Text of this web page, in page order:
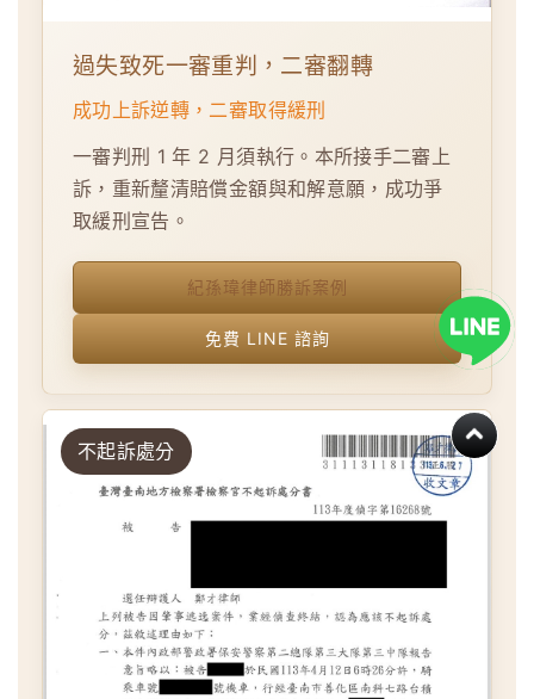
過失致死一審重判，二審翻轉
成功上訴逆轉，二審取得緩刑
一審判刑 1 年 2 月須執行。本所接手二審上
訴，重新釐清賠償金額與和解意願，成功爭
取緩刑宣告。
紀孫瑋律師勝訴案例
免費 LINE 諮詢
不起訴處分